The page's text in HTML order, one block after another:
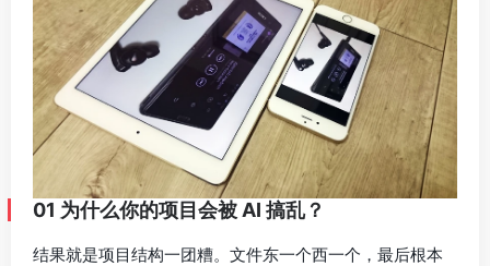
01 为什么你的项目会被 AI 搞乱？
结果就是项目结构一团糟。文件东一个西一个，最后根本